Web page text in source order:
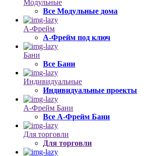
Модульные
Все Модульные дома
А-Фрейм
А-Фрейм под ключ
Бани
Все Бани
Индивидуальные
Индивидуальные проекты
А-Фрейм Бани
Все А-Фрейм Бани
Для торговли
Для торговли